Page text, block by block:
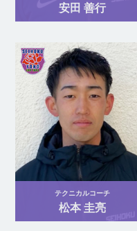
安田 善行
テクニカルコーチ
松本 圭亮